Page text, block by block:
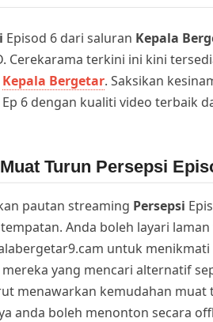
Episod 6 dari saluran Kepala
Cerekarama terkini ini kini
Kepala Bergetar. Saksikan
Ep 6 dengan kualiti video terbaik
Turun Persepsi
pautan streaming Persepsi
Anda boleh layari laman
untuk
mereka yang mencari alternatif
menawarkan kemudahan muat
anda boleh menonton secara